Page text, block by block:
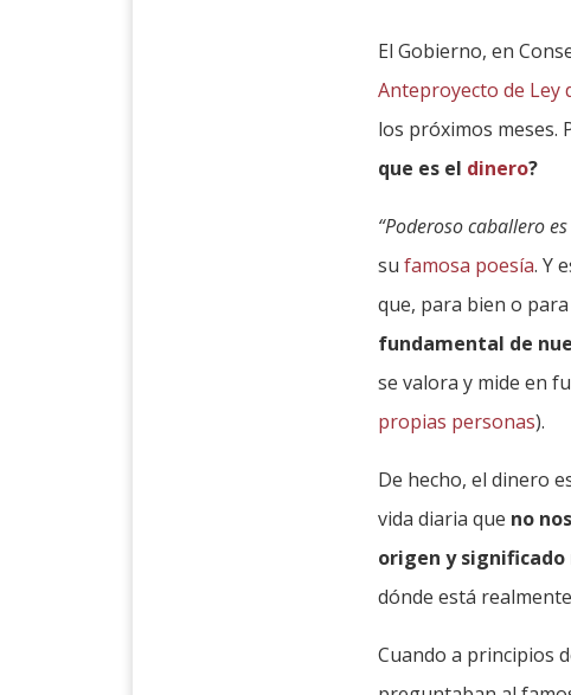
El Gobierno, en
Anteproyecto de Ley
los próximos meses.
que es el dinero?
“Poderoso caballero
sufamosa poesía. Y
que, para bien o
fundamental de
se valora y mide en
propias personas).
De hecho, el dinero
vida diaria que no
origen y
dónde está
Cuando a principios